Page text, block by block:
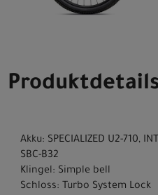
Akku: SPECIALIZED U2-710,
SBC-B32
Klingel: Simple bell
Schloss: Turbo System Lock